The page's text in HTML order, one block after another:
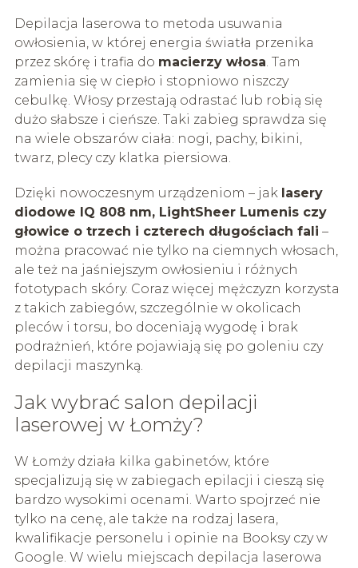
Depilacja laserowa to metoda usuwania
owłosienia, w której energia światła przenika
przez skórę i trafia do macierzy włosa. Tam
zamienia się w ciepło i stopniowo niszczy
cebulkę. Włosy przestają odrastać lub robią się
dużo słabsze i cieńsze. Taki zabieg sprawdza się
na wiele obszarów ciała: nogi, pachy, bikini,
twarz, plecy czy klatka piersiowa.
Dzięki nowoczesnym urządzeniom – jak lasery
diodowe IQ 808 nm, LightSheer Lumenis czy
głowice o trzech i czterech długościach fali –
można pracować nie tylko na ciemnych włosach,
ale też na jaśniejszym owłosieniu i różnych
fototypach skóry. Coraz więcej mężczyzn korzysta
z takich zabiegów, szczególnie w okolicach
pleców i torsu, bo doceniają wygodę i brak
podrażnień, które pojawiają się po goleniu czy
depilacji maszynką.
Jak wybrać salon depilacji
laserowej w Łomży?
W Łomży działa kilka gabinetów, które
specjalizują się w zabiegach epilacji i cieszą się
bardzo wysokimi ocenami. Warto spojrzeć nie
tylko na cenę, ale także na rodzaj lasera,
kwalifikacje personelu i opinie na Booksy czy w
Google. W wielu miejscach depilacja laserowa